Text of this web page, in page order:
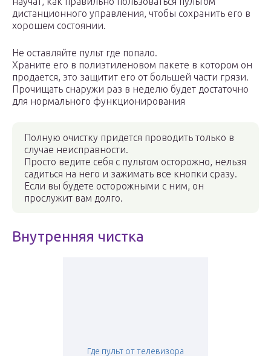
дистанционного управления, чтобы сохранить его в
хорошем состоянии.
Не оставляйте пульт где попало.
Храните его в полиэтиленовом пакете в котором он
продается, это защитит его от большей части грязи.
Прочищать снаружи раз в неделю будет достаточно
для нормального функционирования
Полную очистку придется проводить только в
случае неисправности.
Просто ведите себя с пультом осторожно, нельзя
садиться на него и зажимать все кнопки сразу.
Если вы будете осторожными с ним, он
прослужит вам долго.
Внутренняя чистка
Где пульт от телевизора